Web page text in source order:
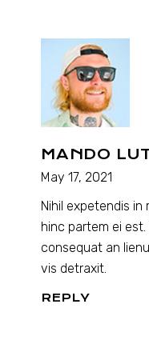
MANDO
May 17, 2021
Nihil expetendis in
hinc partem ei est.
consequat an
vis detraxit.
REPLY